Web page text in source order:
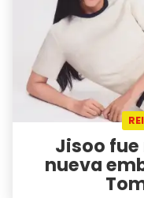
Jisoo
nueva